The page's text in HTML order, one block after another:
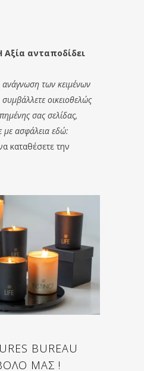
ανταποδίδει
των κειμένων
οικειοθελώς
σας σελίδας,
με ασφάλεια εδώ:
καταθέσετε την
BUREAU
ΜΑΣ !